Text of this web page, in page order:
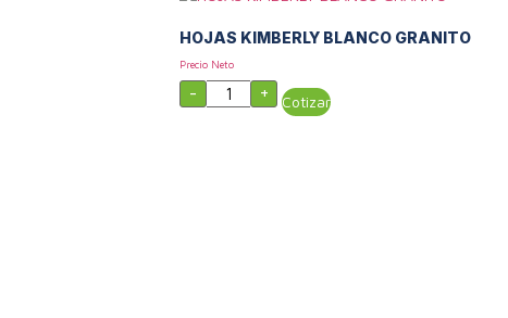
HOJAS KIMBERLY BLANCO GRANITO
Precio Neto
- HOJAS
KIMBERLY+ Cotizar